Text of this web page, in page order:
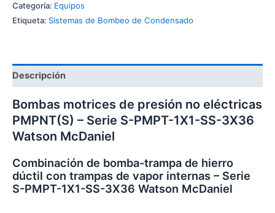
Categoría: Equipos
Etiqueta: Sistemas de Bombeo de Condensado
Descripción
Bombas motrices de presión no eléctricas
PMPNT(S) – Serie S-PMPT-1X1-SS-3X36
Watson McDaniel
Combinación de bomba-trampa de hierro
dúctil con trampas de vapor internas – Serie
S-PMPT-1X1-SS-3X36 Watson McDaniel